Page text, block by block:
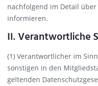
nachfolgend im Detail
informieren.
II. Verantwortliche
(1) Verantwortlicher im
sonstigen in den
geltenden